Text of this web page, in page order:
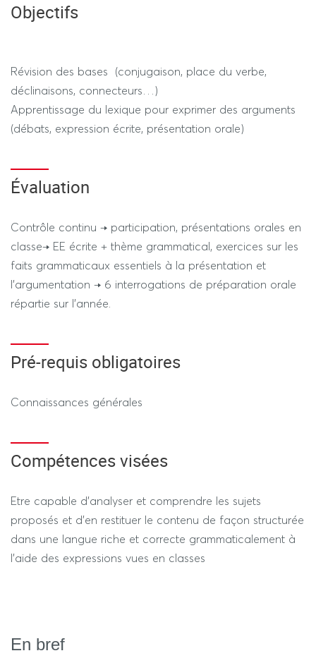
Objectifs
Révision des bases (conjugaison, place du verbe,
déclinaisons, connecteurs…)
Apprentissage du lexique pour exprimer des arguments
(débats, expression écrite, présentation orale)
Évaluation
Contrôle continu → participation, présentations orales en
classe→ EE écrite + thème grammatical, exercices sur les
faits grammaticaux essentiels à la présentation et
l’argumentation → 6 interrogations de préparation orale
répartie sur l’année.
Pré-requis obligatoires
Connaissances générales
Compétences visées
Etre capable d’analyser et comprendre les sujets
proposés et d’en restituer le contenu de façon structurée
dans une langue riche et correcte grammaticalement à
l’aide des expressions vues en classes
En bref